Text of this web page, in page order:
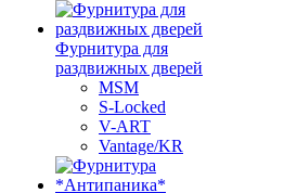
Фурнитура для
раздвижных дверей
MSM
S-Locked
V-ART
Vantage/KR